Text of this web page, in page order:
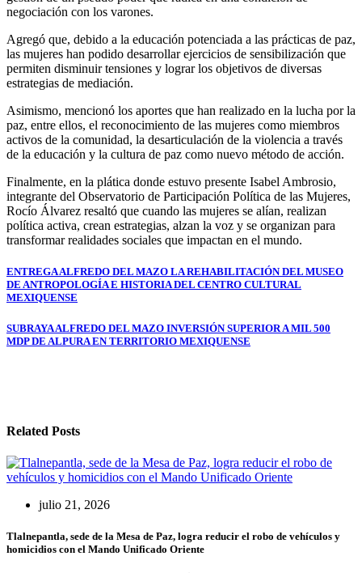
negociación con los varones.
Agregó que, debido a la educación potenciada a las prácticas de paz,
las mujeres han podido desarrollar ejercicios de sensibilización que
permiten disminuir tensiones y lograr los objetivos de diversas
estrategias de mediación.
Asimismo, mencionó los aportes que han realizado en la lucha por la
paz, entre ellos, el reconocimiento de las mujeres como miembros
activos de la comunidad, la desarticulación de la violencia a través
de la educación y la cultura de paz como nuevo método de acción.
Finalmente, en la plática donde estuvo presente Isabel Ambrosio,
integrante del Observatorio de Participación Política de las Mujeres,
Rocío Álvarez resaltó que cuando las mujeres se alían, realizan
política activa, crean estrategias, alzan la voz y se organizan para
transformar realidades sociales que impactan en el mundo.
Navegación
de
ENTREGA ALFREDO DEL MAZO LA REHABILITACIÓN DEL MUSEO
DE ANTROPOLOGÍA E HISTORIA DEL CENTRO CULTURAL
MEXIQUENSE
SUBRAYA ALFREDO DEL MAZO INVERSIÓN SUPERIOR A MIL 500
MDP DE ALPURA EN TERRITORIO MEXIQUENSE
Related Posts
julio 21, 2026
Tlalnepantla, sede de la Mesa de Paz, logra reducir el robo de vehículos y
homicidios con el Mando Unificado Oriente